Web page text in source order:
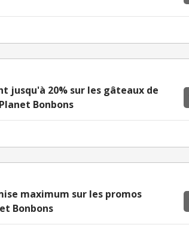
jusqu'à 20% sur les gâteaux de
Bonbons
maximum sur les promos
Bonbons